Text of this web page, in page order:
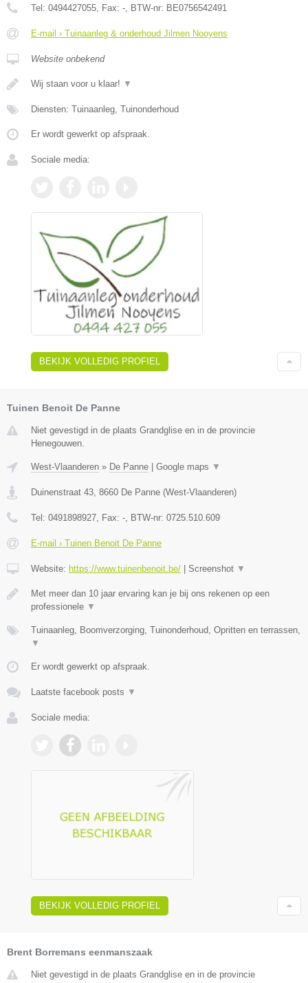
Tel: 0494427055 , Fax: - , BTW-nr: BE0756542491
E-mail › Tuinaanleg & onderhoud Jilmen Nooyens
Website onbekend
Wij staan voor u klaar! ▼
Diensten: Tuinaanleg, Tuinonderhoud
Er wordt gewerkt op afspraak.
Sociale media:
BEKIJK VOLLEDIG PROFIEL
Tuinen Benoit De Panne
Niet gevestigd in de plaats Grandglise en in de provincie
Henegouwen.
West-Vlaanderen » De Panne Google maps ▼
Duinenstraat 43, 8660 De Panne (West-Vlaanderen)
Tel: 0491898927, Fax: -, BTW-nr: 0725.510.609
E-mail › Tuinen Benoit De Panne
Website: https://www.tuinenbenoit.be/ Screenshot ▼
Met meer dan 10 jaar ervaring kan je bij ons rekenen op een
professionele ▼
Tuinaanleg, Boomverzorging, Tuinonderhoud, Opritten en terrassen,
▼
Er wordt gewerkt op afspraak.
Laatste facebook posts ▼
Sociale media:
BEKIJK VOLLEDIG PROFIEL
Brent Borremans eenmanszaak
Niet gevestigd in de plaats Grandglise en in de provincie